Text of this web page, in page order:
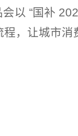
会以 “国补
，让城市消